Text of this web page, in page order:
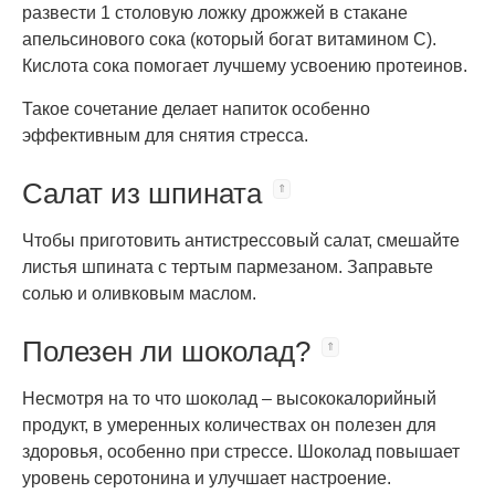
развести 1 столовую ложку дрожжей в стакане
апельсинового сока (который богат витамином С).
Кислота сока помогает лучшему усвоению протеинов.
Такое сочетание делает напиток особенно
эффективным для снятия стресса.
Салат из шпината
Чтобы приготовить антистрессовый салат, смешайте
листья шпината с тертым пармезаном. Заправьте
солью и оливковым маслом.
Полезен ли шоколад?
Несмотря на то что шоколад – высококалорийный
продукт, в умеренных количествах он полезен для
здоровья, особенно при стрессе. Шоколад повышает
уровень серотонина и улучшает настроение.